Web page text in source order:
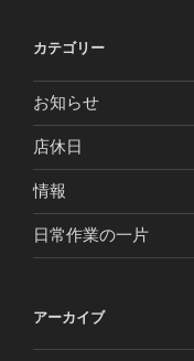
カテゴリー
お知らせ
店休日
情報
日常作業の一片
アーカイブ